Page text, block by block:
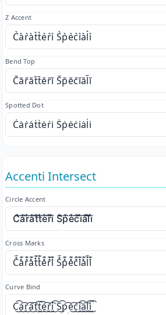
Z Accent
C͛a͛r͛a͛t͛t͛e͛r͛i͛ S͛p͛e͛c͛i͛a͛l͛i͛
Bend Top
C̆ăr̆ăt̆t̆ĕr̆ĭ S̆p̆ĕc̆ĭăl̆ĭ
Spotted Dot
Ċȧṙȧṫṫėṙi̇ Ṡṗėċi̇ȧl̇i̇
Accenti Intersect
Circle Accent
C̊⃛å⃛r̊⃛å⃛t̊⃛t̊⃛e̊⃛r̊⃛i̊⃛ S̊⃛p̊⃛e̊⃛c̊⃛i̊⃛å⃛l̊⃛i̊⃛
Cross Marks
C̽͊a̽͊r̽͊a̽͊t̽͊t̽͊e̽͊r̽͊i̽͊ S̽͊p̽͊e̽͊c̽͊i̽͊a̽͊l̽͊i̽͊
Curve Bind
C͜͡a͜͡r͜͡a͜͡t͜͡t͜͡e͜͡r͜͡i͜͡ S͜͡p͜͡e͜͡c͜͡i͜͡a͜͡l͜͡i͜͡